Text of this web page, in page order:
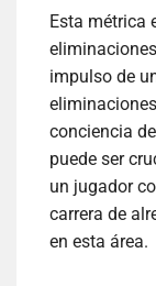
Esta métrica
impulso de
conciencia
puede ser
un jugador
carrera de
en esta área.